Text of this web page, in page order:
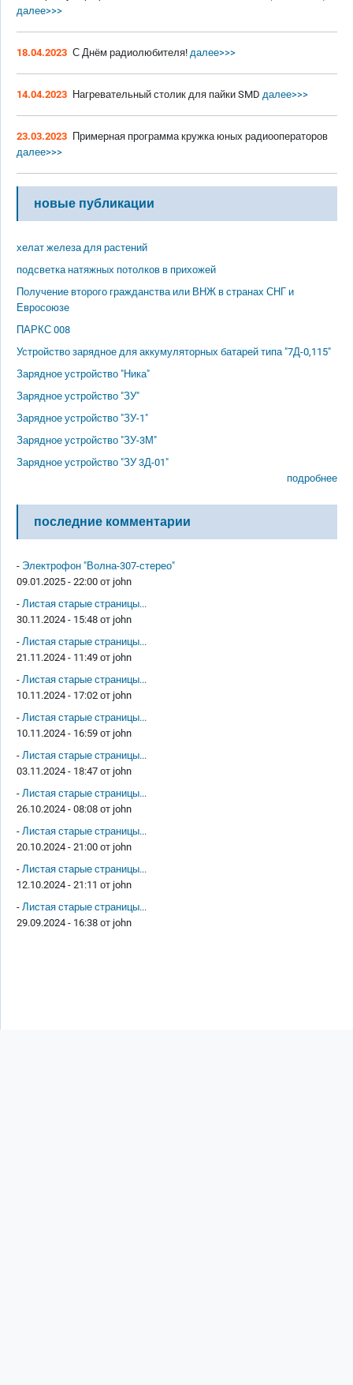
далее>>>
18.04.2023 С Днём радиолюбителя! далее>>>
14.04.2023 Нагревательный столик для пайки SMD далее>>>
23.03.2023 Примерная программа кружка юных радиооператоров
далее>>>
новые публикации
хелат железа для растений
подсветка натяжных потолков в прихожей
Получение второго гражданства или ВНЖ в странах СНГ и
Евросоюзе
ПАРКС 008
Устройство зарядное для аккумуляторных батарей типа "7Д-0,115"
Зарядное устройство "Ника"
Зарядное устройство "ЗУ"
Зарядное устройство "ЗУ-1"
Зарядное устройство "ЗУ-3М"
Зарядное устройство "ЗУ 3Д-01"
подробнее
последние комментарии
- Электрофон "Волна-307-стерео"
09.01.2025 - 22:00 от john
- Листая старые страницы...
30.11.2024 - 15:48 от john
- Листая старые страницы...
21.11.2024 - 11:49 от john
- Листая старые страницы...
10.11.2024 - 17:02 от john
- Листая старые страницы...
10.11.2024 - 16:59 от john
- Листая старые страницы...
03.11.2024 - 18:47 от john
- Листая старые страницы...
26.10.2024 - 08:08 от john
- Листая старые страницы...
20.10.2024 - 21:00 от john
- Листая старые страницы...
12.10.2024 - 21:11 от john
- Листая старые страницы...
29.09.2024 - 16:38 от john